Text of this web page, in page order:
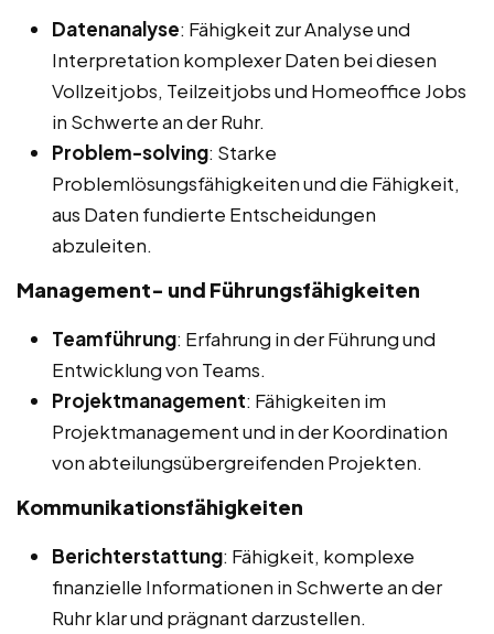
Datenanalyse: Fähigkeit zur Analyse und
Interpretation komplexer Daten bei diesen
Vollzeitjobs, Teilzeitjobs und Homeoffice Jobs
in Schwerte an der Ruhr.
Problem-solving: Starke
Problemlösungsfähigkeiten und die Fähigkeit,
aus Daten fundierte Entscheidungen
abzuleiten.
Management- und Führungsfähigkeiten
Teamführung: Erfahrung in der Führung und
Entwicklung von Teams.
Projektmanagement: Fähigkeiten im
Projektmanagement und in der Koordination
von abteilungsübergreifenden Projekten.
Kommunikationsfähigkeiten
Berichterstattung: Fähigkeit, komplexe
finanzielle Informationen in Schwerte an der
Ruhr klar und prägnant darzustellen.